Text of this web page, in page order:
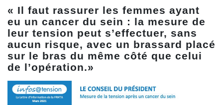
« Il faut rassurer les femmes ayant
eu un cancer du sein : la mesure de
leur tension peut s’effectuer, sans
aucun risque, avec un brassard placé
sur le bras du même côté que celui
de l’opération.»